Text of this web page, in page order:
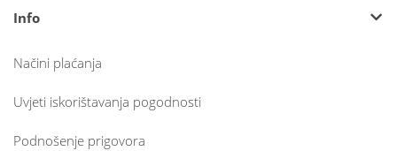
Info
Načini plaćanja
Uvjeti iskorištavanja pogodnosti
Podnošenje prigovora